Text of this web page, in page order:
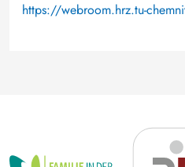
https://webroom.hrz.tu-